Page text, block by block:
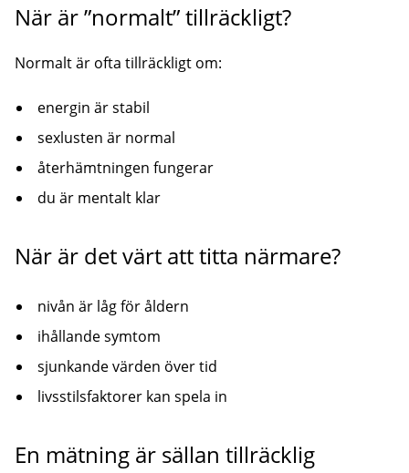
När är ”normalt” tillräckligt?
Normalt är ofta tillräckligt om:
energin är stabil
sexlusten är normal
återhämtningen fungerar
du är mentalt klar
När är det värt att titta närmare?
nivån är låg för åldern
ihållande symtom
sjunkande värden över tid
livsstilsfaktorer kan spela in
En mätning är sällan tillräcklig